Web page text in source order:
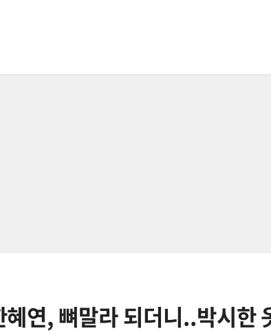
연, 뼈말라 되더니..박시한